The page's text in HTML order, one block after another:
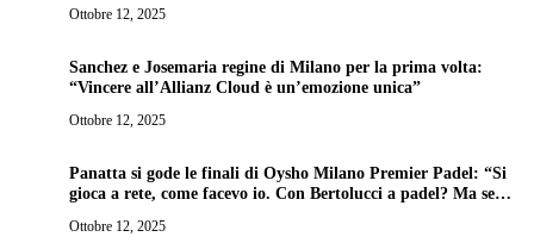
Ottobre 12, 2025
Sanchez e Josemaria regine di Milano per la prima volta:
“Vincere all’Allianz Cloud è un’emozione unica”
Ottobre 12, 2025
Panatta si gode le finali di Oysho Milano Premier Padel: “Si
gioca a rete, come facevo io. Con Bertolucci a padel? Ma se
Ottobre 12, 2025